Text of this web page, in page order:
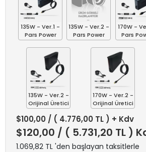
135W - Ver.1 -
Pars Power
135W - Ver.2 -
Pars Power
170W -
Pars
135W - Ver.2 -
Orijinal Üretici
170W - Ver.2 -
Orijinal Üretici
$100,00 / ( 4.776,00 TL ) + Kdv
$120,00 / ( 5.731,20 TL )
1.069,82 TL 'den başlayan taksitlerle